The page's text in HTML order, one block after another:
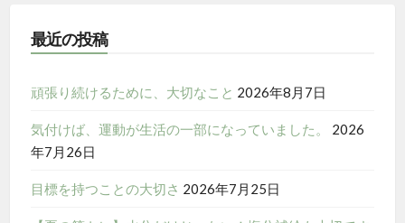
最近の投稿
頑張り続けるために、大切なこと 2026年8月7日
気付けば、運動が生活の一部になっていました。
2026
年7月26日
目標を持つことの大切さ 2026年7月25日